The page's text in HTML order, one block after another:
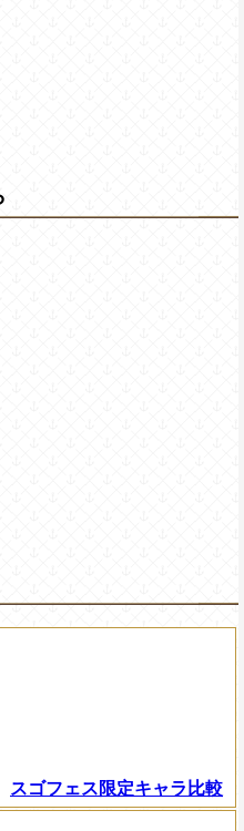
スゴフェス限定キャラ比較